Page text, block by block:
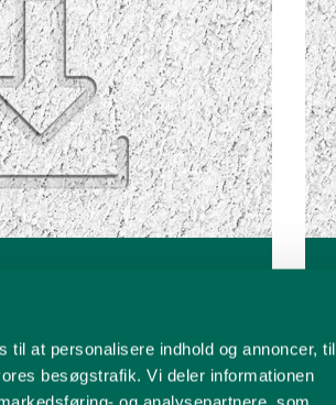
til at personalisere indhold og annoncer, til
besøgstrafik. Vi deler informationen